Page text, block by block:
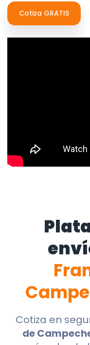
Cotiza GRATIS
Cotiza en
de